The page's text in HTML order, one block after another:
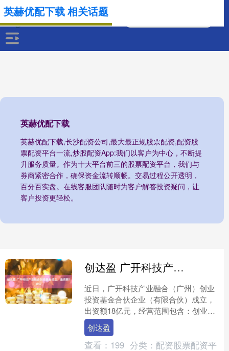
英赫优配下载
英赫优配下载,长沙配资公司,最大最正规股票配资,配资股
票配资平台一流,炒股配资App:我们以客户为中心，不断提
升服务质量。作为十大平台前三的股票配资平台，我们与
券商紧密合作，确保资金流转顺畅。交易过程公开透明，
百分百实盘。在线客服团队随时为客户解答投资疑问，让
客户投资更轻松。
英赫优配下载 相关话题
创达盈 广开科技产业融合创投基金成立，出资额18亿
近日，广开科技产业融合（广州）创业
投资基金合伙企业（有限合伙）成立，
出资额18亿元，经营范围包含：创业投
资（限投资未上市企业）;以私募基金从
事股权投资、投资管理....
创达盈
查看： 199 分类： 配资股票配资平